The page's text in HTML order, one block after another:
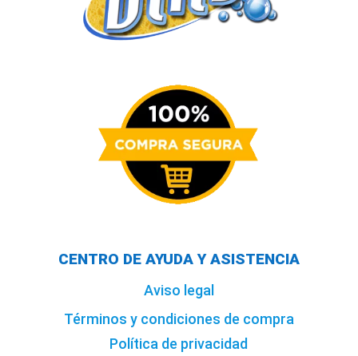
CENTRO DE AYUDA Y ASISTENCIA
Aviso legal
Términos y condiciones de compra
Política de privacidad